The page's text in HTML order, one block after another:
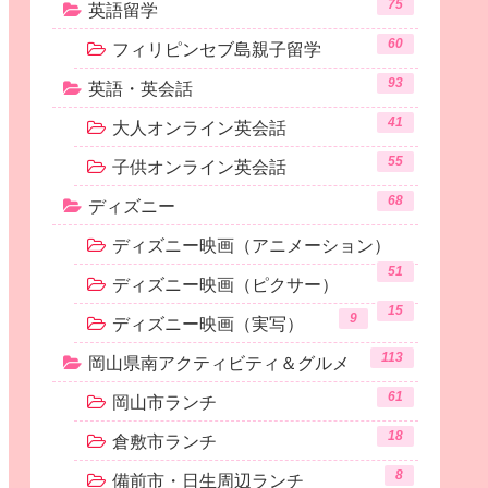
英語留学 75
フィリピンセブ島親子留学 60
英語・英会話 93
大人オンライン英会話 41
子供オンライン英会話 55
ディズニー 68
ディズニー映画（アニメーション）
51
ディズニー映画（ピクサー）
15
ディズニー映画（実写） 9
岡山県南アクティビティ＆グルメ 113
岡山市ランチ 61
倉敷市ランチ 18
備前市・日生周辺ランチ 8